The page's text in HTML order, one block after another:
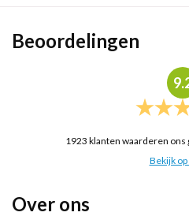
Beoordelingen
1923 klanten waarderen
Bekijk
Over ons